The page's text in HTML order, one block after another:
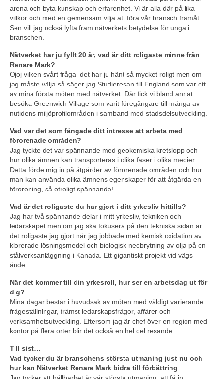
arena och byta kunskap och erfarenhet. Vi är alla där på lika
villkor och med en gemensam vilja att föra vår bransch framåt.
Sen vill jag också lyfta fram nätverkets betydelse för unga i
branschen.
Nätverket har ju fyllt 20 år, vad är ditt roligaste minne från
Renare Mark?
Ojoj vilken svårt fråga, det har ju hänt så mycket roligt men om
jag måste välja så säger jag Studieresan till England som var ett
av mina första möten med nätverket. Där fick vi bland annat
besöka Greenwich Village som varit föregångare till många av
nutidens miljöprofilområden i samband med stadsdelsutveckling.
Vad var det som fångade ditt intresse att arbeta med
förorenade områden?
Jag tyckte det var spännande med geokemiska kretslopp och
hur olika ämnen kan transporteras i olika faser i olika medier.
Detta förde mig in på åtgärder av förorenade områden och hur
man kan använda olika ämnens egenskaper för att åtgärda en
förorening, så otroligt spännande!
Vad är det roligaste du har gjort i ditt yrkesliv hittills?
Jag har två spännande delar i mitt yrkesliv, tekniken och
ledarskapet men om jag ska fokusera på den tekniska sidan är
det roligaste jag gjort när jag jobbade med kemisk oxidation av
klorerade lösningsmedel och biologisk nedbrytning av olja på en
stålverksanläggning i Kanada. Ett gigantiskt projekt vid vägs
ände.
När det kommer till din yrkesroll, hur ser en arbetsdag ut för
dig?
Mina dagar består i huvudsak av möten med väldigt varierande
frågeställningar, främst ledarskapsfrågor, affärer och
verksamhetsutveckling. Eftersom jag är chef över en region med
kontor på flera orter blir det också en hel del resande.
Till sist…
Vad tycker du är branschens största utmaning just nu och
hur kan Nätverket Renare Mark bidra till förbättring